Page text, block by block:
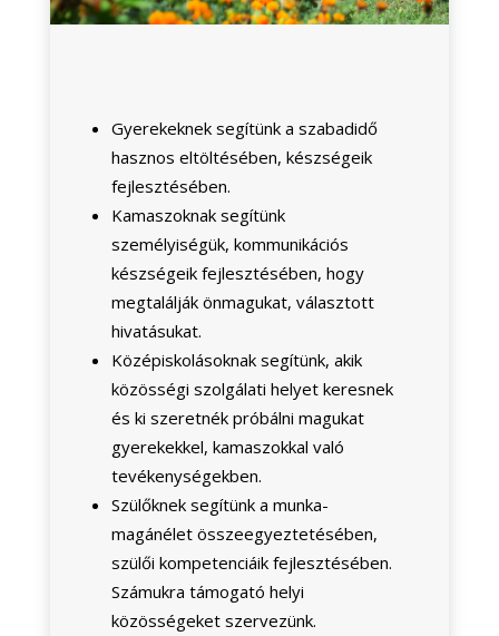
Gyerekeknek segítünk a szabadidő
hasznos eltöltésében, készségeik
fejlesztésében.
Kamaszoknak segítünk
személyiségük, kommunikációs
készségeik fejlesztésében, hogy
megtalálják önmagukat, választott
hivatásukat.
Középiskolásoknak segítünk, akik
közösségi szolgálati helyet keresnek
és ki szeretnék próbálni magukat
gyerekekkel, kamaszokkal való
tevékenységekben.
Szülőknek segítünk a munka-
magánélet összeegyeztetésében,
szülői kompetenciáik fejlesztésében.
Számukra támogató helyi
közösségeket szervezünk.